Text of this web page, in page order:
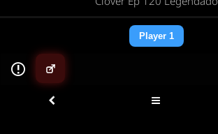
Player 1
▶